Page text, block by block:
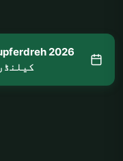
کیلنڈر